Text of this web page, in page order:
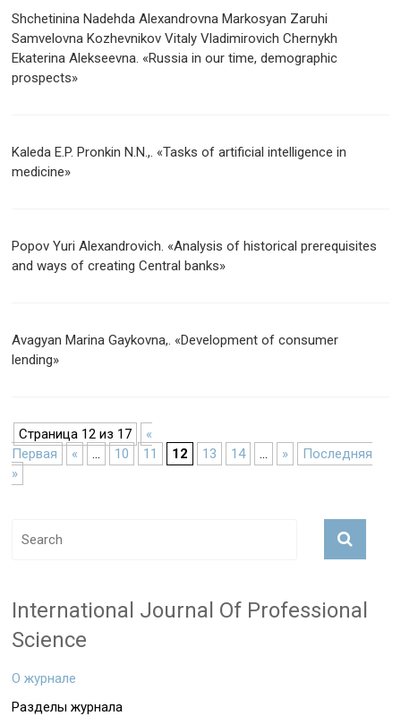
Shchetinina Nadehda Alexandrovna Markosyan Zaruhi
Samvelovna Kozhevnikov Vitaly Vladimirovich Chernykh
Ekaterina Alekseevna. «Russia in our time, demographic
prospects»
Kaleda E.P. Pronkin N.N.,. «Tasks of artificial intelligence in
medicine»
Popov Yuri Alexandrovich. «Analysis of historical prerequisites
and ways of creating Central banks»
Avagyan Marina Gaykovna,. «Development of consumer
lending»
Страница 12 из 17
«
Первая
« ... 10 11 12 13 14 ... »
Последняя
»
International Journal Of Professional
Science
О журнале
Разделы журнала